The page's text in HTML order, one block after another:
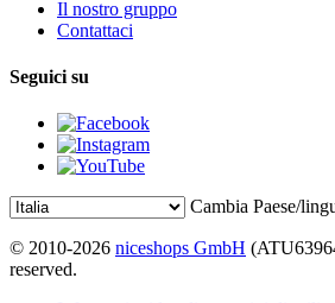
Il nostro gruppo
Contattaci
Seguici su
Cambia Paese/
© 2010-2026 niceshops GmbH
reserved.